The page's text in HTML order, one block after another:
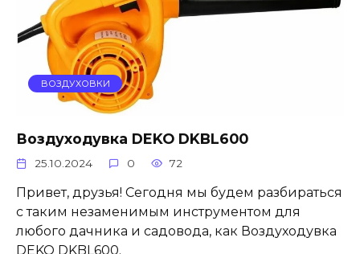
ВОЗДУХОВКИ
Воздуходувка DEKO DKBL600
25.10.2024 0 72
Привет, друзья! Сегодня мы будем разбираться
с таким незаменимым инструментом для
любого дачника и садовода, как Воздуходувка
DEKO DKBL600.